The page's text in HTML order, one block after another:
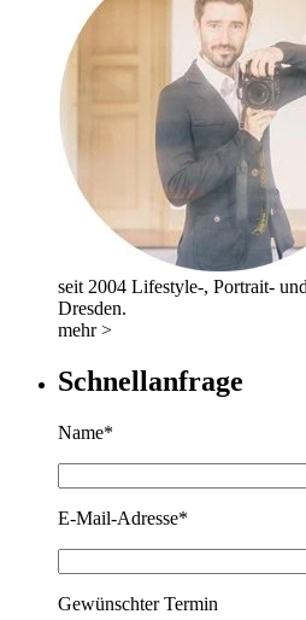
seit 2004 Lifestyle-, Portrait-
Dresden.
mehr >
Schnellanfrage
Name*
E-Mail-Adresse*
Gewünschter Termin